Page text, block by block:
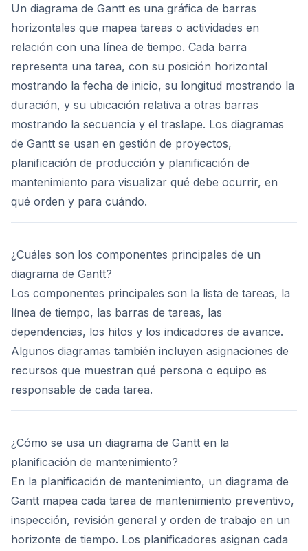
Un diagrama de Gantt es una gráfica de barras
horizontales que mapea tareas o actividades en
relación con una línea de tiempo. Cada barra
representa una tarea, con su posición horizontal
mostrando la fecha de inicio, su longitud mostrando la
duración, y su ubicación relativa a otras barras
mostrando la secuencia y el traslape. Los diagramas
de Gantt se usan en gestión de proyectos,
planificación de producción y planificación de
mantenimiento para visualizar qué debe ocurrir, en
qué orden y para cuándo.
¿Cuáles son los componentes principales de un
diagrama de Gantt?
Los componentes principales son la lista de tareas, la
línea de tiempo, las barras de tareas, las
dependencias, los hitos y los indicadores de avance.
Algunos diagramas también incluyen asignaciones de
recursos que muestran qué persona o equipo es
responsable de cada tarea.
¿Cómo se usa un diagrama de Gantt en la
planificación de mantenimiento?
En la planificación de mantenimiento, un diagrama de
Gantt mapea cada tarea de mantenimiento preventivo,
inspección, revisión general y orden de trabajo en un
horizonte de tiempo. Los planificadores asignan cada